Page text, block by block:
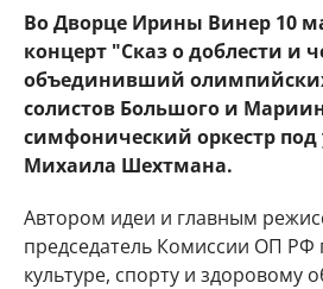
Во Дворце Ирины Винер 10
концерт "Сказ о доблести и
объединивший
солистов Большого и
симфонический оркестр
Михаила Шехтмана.
Автором идеи и главным
председатель Комиссии ОП РФ
культуре, спорту и здоровому